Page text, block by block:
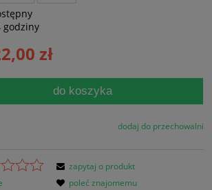
godziny
zł
do koszyka
dodaj do przechowalni
zapytaj o produkt
poleć znajomemu